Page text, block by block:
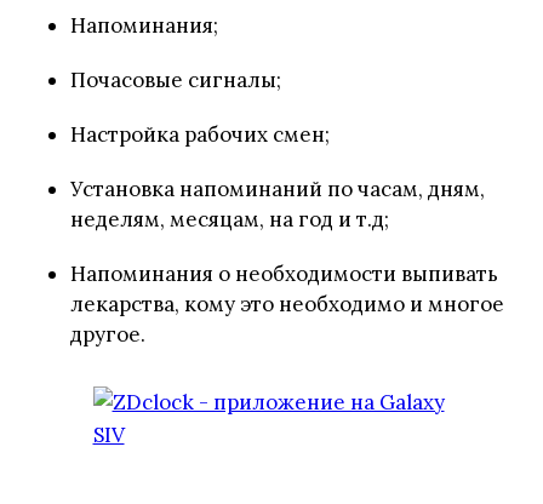
Напоминания;
Почасовые сигналы;
Настройка рабочих смен;
Установка напоминаний по часам, дням,
неделям, месяцам, на год и т.д;
Напоминания о необходимости выпивать
лекарства, кому это необходимо и многое
другое.